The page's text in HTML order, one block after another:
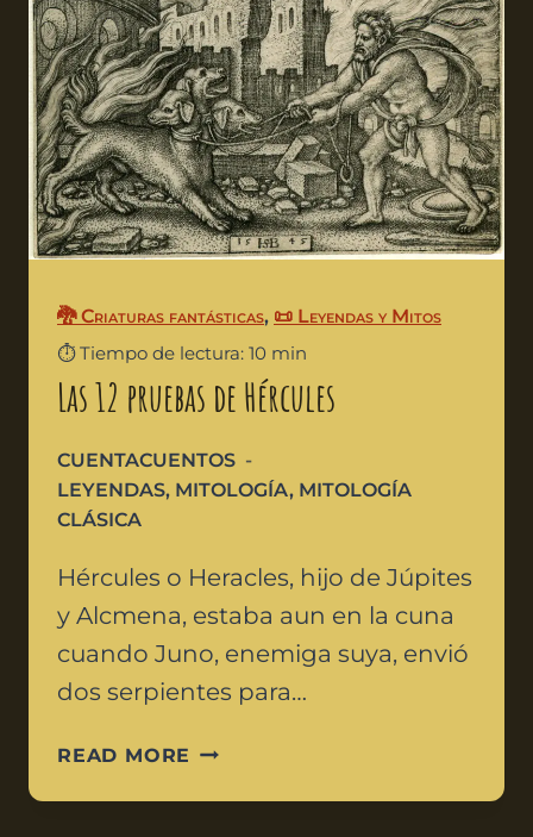
🐉 Criaturas fantásticas, 📜 Leyendas y Mitos
⏱️ Tiempo de lectura: 10 min
Las 12 pruebas de Hércules
CUENTACUENTOS
LEYENDAS, MITOLOGÍA, MITOLOGÍA
CLÁSICA
Hércules o Heracles, hijo de Júpites
y Alcmena, estaba aun en la cuna
cuando Juno, enemiga suya, envió
dos serpientes para…
READ MORE